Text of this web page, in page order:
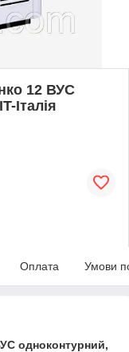
12 ВУС
Італія
Оплата Умови
одноконтурний,